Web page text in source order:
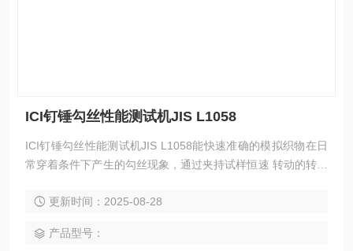
ICI钉锤勾丝性能测试机JIS L1058
ICI钉锤勾丝性能测试机JIS L1058能快速准确的模拟织物在日
常穿着条件下产生的勾丝现象，通过夹持试样恒速 转动的转筒
的碳化钨针钉模拟尖锐物体 将试样中纤维或纱线勾出或钩断的
更新时间：2025-08-28
产品型号：